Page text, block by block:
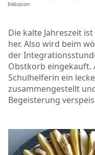
Inklusion
Die kalte Jahreszeit
her. Also wird beim
der
Obstkorb eingekauft.
Schulhelferin ein
zusammengestellt
Begeisterung